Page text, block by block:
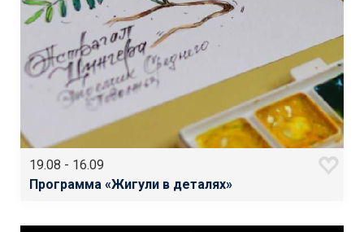
19.08 - 16.09
Программа «Жигули в деталях»